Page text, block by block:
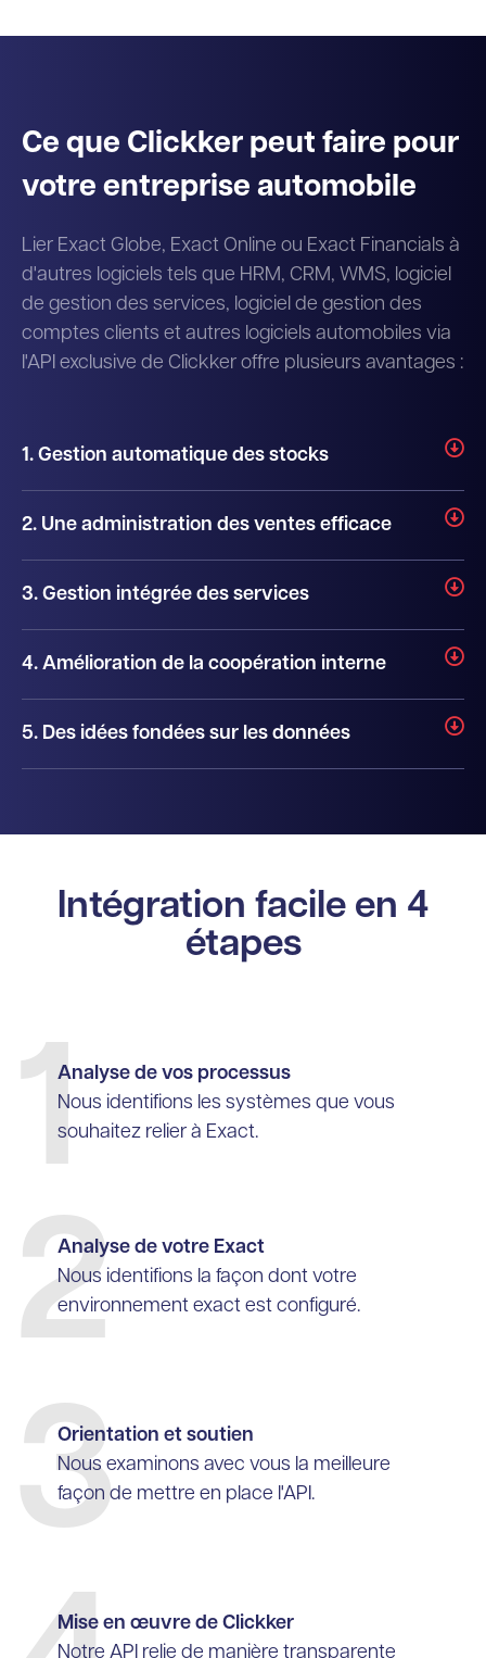
Ce que Clickker peut faire pour
votre entreprise automobile
Lier Exact Globe, Exact Online ou Exact Financials à
d'autres logiciels tels que HRM, CRM, WMS, logiciel
de gestion des services, logiciel de gestion des
comptes clients et autres logiciels automobiles via
l'API exclusive de Clickker offre plusieurs avantages :
1. Gestion automatique des stocks
2. Une administration des ventes efficace
3. Gestion intégrée des services
4. Amélioration de la coopération interne
5. Des idées fondées sur les données
Intégration facile en 4
étapes
1Analyse de vos processus
Nous identifions les systèmes que vous
souhaitez relier à Exact.
2
Analyse de votre Exact
Nous identifions la façon dont votre
environnement exact est configuré.
3
Orientation et soutien
Nous examinons avec vous la meilleure
façon de mettre en place l'API.
Mise en œuvre de Clickker
Notre API relie de manière transparente